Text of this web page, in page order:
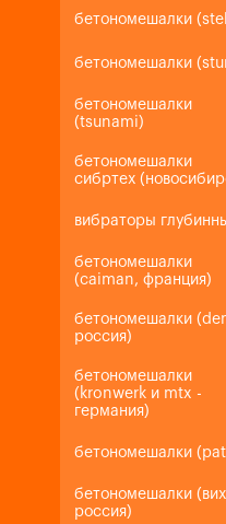
бетономешалки
бетономешалки
бетономешалки
(tsunami)
бетономешалки
сибртех
вибраторы
бетономешалки
(caiman, франция)
бетономешалки
россия)
бетономешалки
(kronwerk и mtx -
германия)
бетономешалки
бетономешалки
россия)